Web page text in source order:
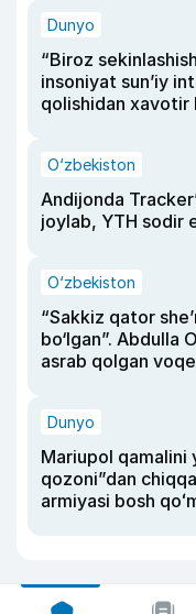
Dunyo
“Biroz
insoniyat sun’iy
qolishidan xavotir
O‘zbekiston
Andijonda
joylab, YTH sodir
O‘zbekiston
“Sakkiz qator
bo‘lgan”. Abdulla
asrab qolgan
Dunyo
Mariupol qamalini
qozoni”dan
armiyasi bosh